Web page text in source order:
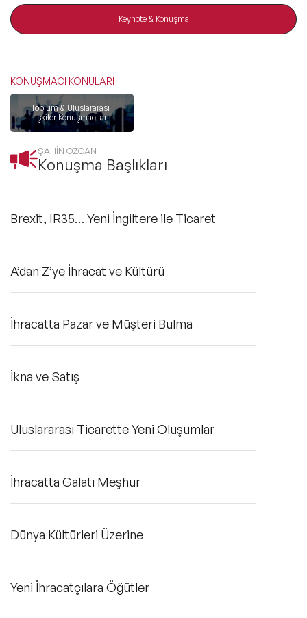
Trend Konular
🔥 Global Konuşmacılar
🔥 Liderlik Konuşmacıları
🔥 Yapay Zeka Konuşmacıları
Keynote & Konuşma
KONUŞMACI KONULARI
Toplum & Uluslararası
İlişkiler Konuşmacıları
ŞAHİN ÖZCAN
Konuşma Başlıkları
Brexit, IR35… Yeni İngiltere ile Ticaret
A’dan Z’ye İhracat ve Kültürü
İhracatta Pazar ve Müşteri Bulma
İkna ve Satış
Uluslararası Ticarette Yeni Oluşumlar
İhracatta Galatı Meşhur
Dünya Kültürleri Üzerine
Yeni İhracatçılara Öğütler